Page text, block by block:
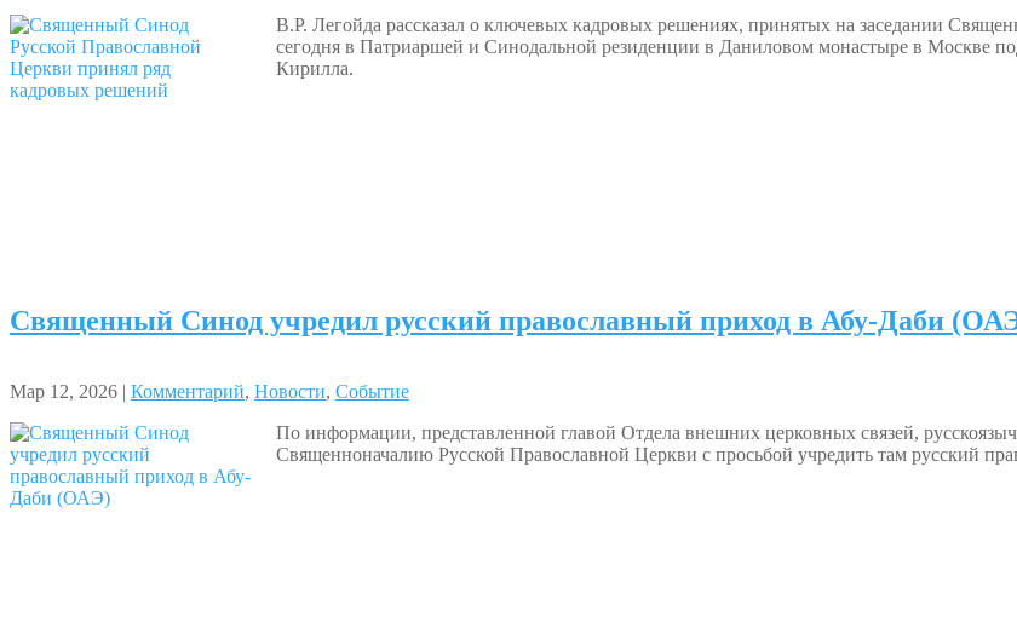
В.Р. Легойда рассказал о ключевых кадровых решениях, принятых на заседании
сегодня в Патриаршей и Синодальной резиденции в Даниловом монастыре в Москве
Кирилла.
Священный Синод учредил русский православный приход в Абу-Даби
Мар 12, 2026 | Комментарий, Новости, Событие
По информации, представленной главой Отдела внешних церковных связей,
Священноначалию Русской Православной Церкви с просьбой учредить там русский